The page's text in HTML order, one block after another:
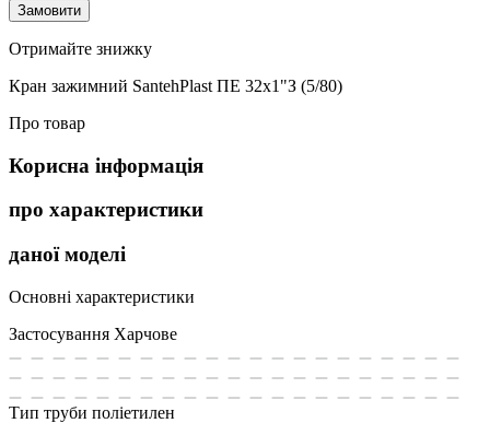
Замовити
Отримайте знижку
Кран зажимний SantehPlast ПЕ 32х1"З (5/80)
Про товар
Корисна інформація
про характеристики
даної моделі
Основні характеристики
Застосування Харчове
Тип труби поліетилен